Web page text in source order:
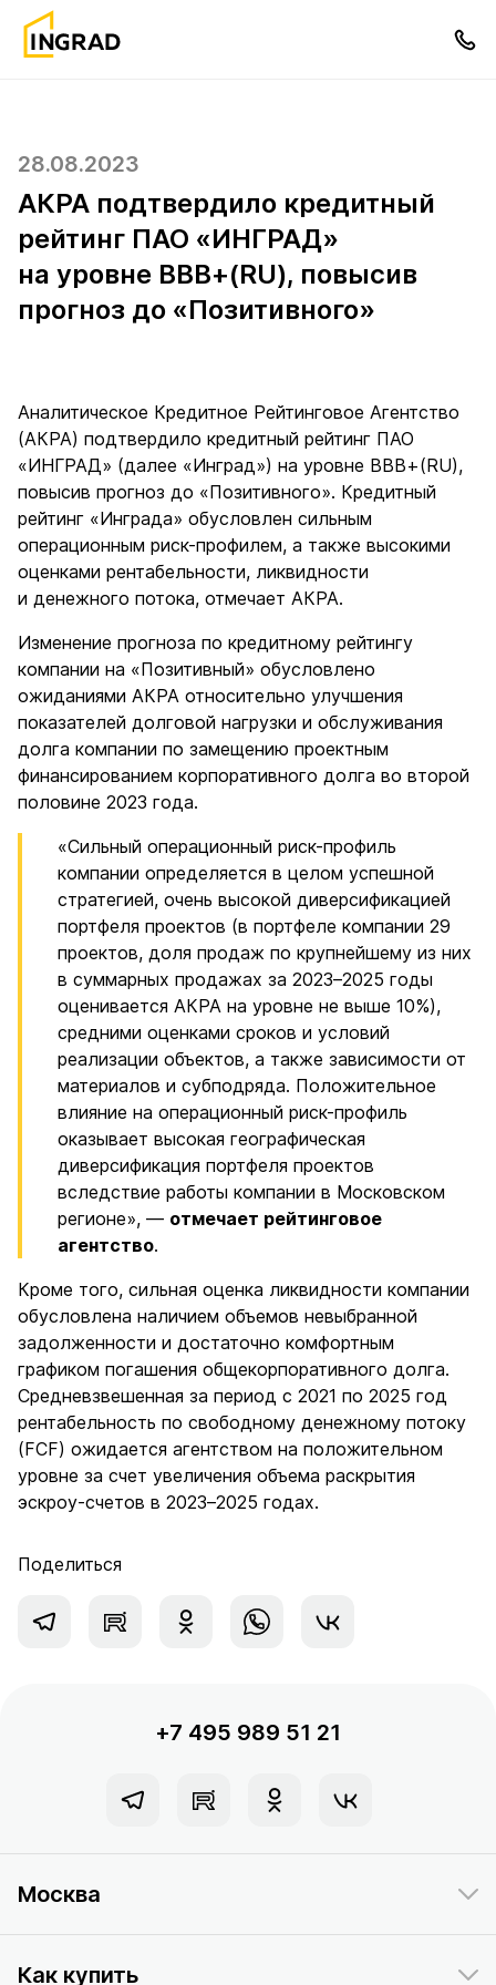
28.08.2023
АКРА подтвердило кредитный
рейтинг ПАО «ИНГРАД»
на уровне ВВВ+(RU), повысив
прогноз до «Позитивного»
Аналитическое Кредитное Рейтинговое Агентство
(АКРА) подтвердило кредитный рейтинг ПАО
«ИНГРАД» (далее «Инград») на уровне ВВВ+(RU),
повысив прогноз до «Позитивного». Кредитный
рейтинг «Инграда» обусловлен сильным
операционным риск-профилем, а также высокими
оценками рентабельности, ликвидности
и денежного потока, отмечает АКРА.
Изменение прогноза по кредитному рейтингу
компании на «Позитивный» обусловлено
ожиданиями АКРА относительно улучшения
показателей долговой нагрузки и обслуживания
долга компании по замещению проектным
финансированием корпоративного долга во второй
половине 2023 года.
«Сильный операционный риск-профиль
компании определяется в целом успешной
стратегией, очень высокой диверсификацией
портфеля проектов (в портфеле компании 29
проектов, доля продаж по крупнейшему из них
в суммарных продажах за 2023–2025 годы
оценивается АКРА на уровне не выше 10%),
средними оценками сроков и условий
реализации объектов, а также зависимости от
материалов и субподряда. Положительное
влияние на операционный риск-профиль
оказывает высокая географическая
диверсификация портфеля проектов
вследствие работы компании в Московском
регионе», — отмечает рейтинговое
агентство.
Кроме того, сильная оценка ликвидности компании
обусловлена наличием объемов невыбранной
задолженности и достаточно комфортным
графиком погашения общекорпоративного долга.
Средневзвешенная за период с 2021 по 2025 год
рентабельность по свободному денежному потоку
(FCF) ожидается агентством на положительном
уровне за счет увеличения объема раскрытия
эскроу-счетов в 2023–2025 годах.
Поделиться
+7 495 989 51 21
Москва
Как купить